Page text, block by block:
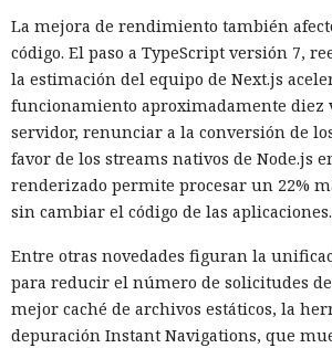
La mejora de rendimiento también
código. El paso a TypeScript versión 7,
la estimación del equipo de Next.js
funcionamiento aproximadamente diez
servidor, renunciar a la conversión de
favor de los streams nativos de Node.js
renderizado permite procesar un 22%
sin cambiar el código de las aplicaciones.
Entre otras novedades figuran la
para reducir el número de solicitudes
mejor caché de archivos estáticos, la
depuración Instant Navigations, que